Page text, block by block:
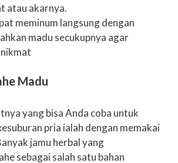
atau akarnya.
meminum langsung dengan
madu secukupnya agar
Madu
yang bisa Anda coba untuk
pria ialah dengan memakai
jamu herbal yang
sebagai salah satu bahan